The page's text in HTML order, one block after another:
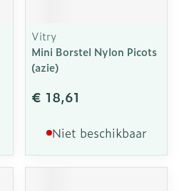
Vitry
Mini Borstel Nylon Picots
(azie)
€ 18,61
Niet beschikbaar